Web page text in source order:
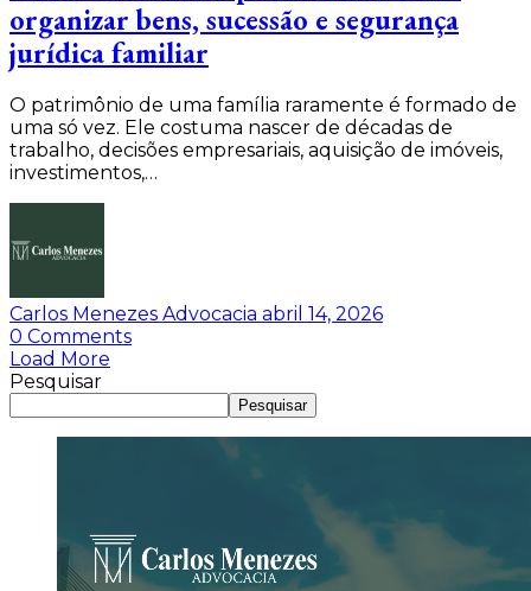
organizar bens, sucessão e segurança
jurídica familiar
O patrimônio de uma família raramente é formado de
uma só vez. Ele costuma nascer de décadas de
trabalho, decisões empresariais, aquisição de imóveis,
investimentos,…
Carlos Menezes Advocacia abril 14, 2026
0 Comments
Load More
Pesquisar
Pesquisar